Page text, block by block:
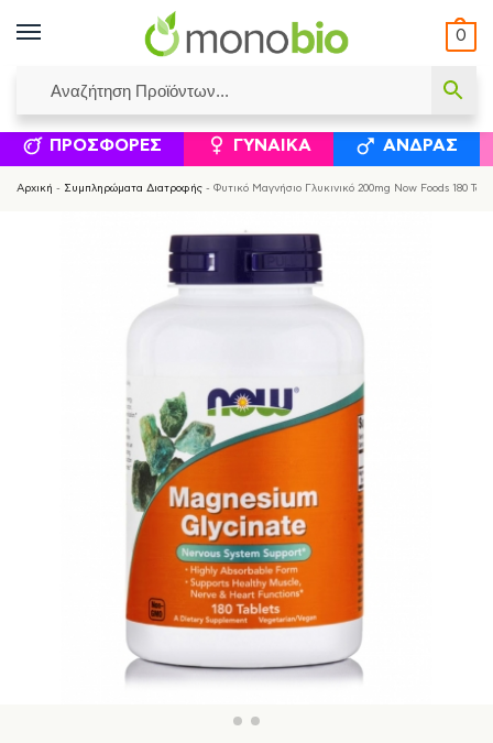
0
ΙΣΟΛΟΓΙΣΜΟΊ ΕΛΕΆΝΝΑ ΧΡΙΣΤΙΝΆΚΗ ΕΠΙΚΟΙΝΩΝΊΑ
ΣΥΜΠΛΗΡΏΜΑΤΑ ΔΙΑΤΡΟΦΉΣ ΦΥΣΙΚΆ
ΠΡΟΣΦΟΡΈΣ ΓΥΝΑΊΚΑ ΆΝΔΡΑΣ
Αρχική - Συμπληρώματα Διατροφής - Φυτικό Μαγνήσιο Γλυκινικό 200mg Now Foods 180